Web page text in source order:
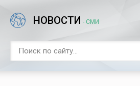
НОВОСТИ - СМИ